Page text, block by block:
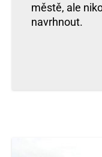
městě, ale
navrhnout.